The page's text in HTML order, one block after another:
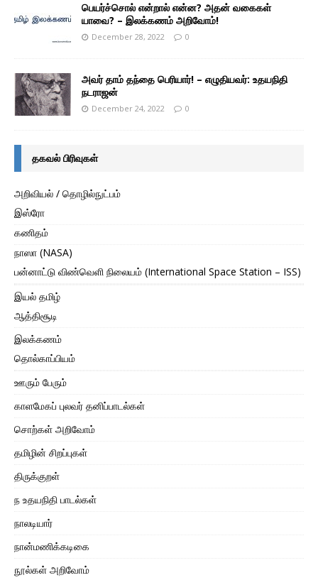
பெயர்ச்சொல் என்றால் என்ன? அதன் வகைகள்
யாவை? – இலக்கணம் அறிவோம்!
December 28, 2022 0
அவர் தாம் தந்தை பெரியார்! – எழுதியவர்: உதயநிதி
நடராஜன்
December 24, 2022 0
தகவல் பிரிவுகள்
அறிவியல் / தொழில்நுட்பம்
இஸ்ரோ
கணிதம்
நாஸா (NASA)
பன்னாட்டு விண்வெளி நிலையம் (International Space Station – ISS)
இயல் தமிழ்
ஆத்திசூடி
இலக்கணம்
தொல்காப்பியம்
ஊரும் பேரும்
காளமேகப் புலவர் தனிப்பாடல்கள்
சொற்கள் அறிவோம்
தமிழின் சிறப்புகள்
திருக்குறள்
ந உதயநிதி பாடல்கள்
நாலடியார்
நான்மணிக்கடிகை
நூல்கள் அறிவோம்